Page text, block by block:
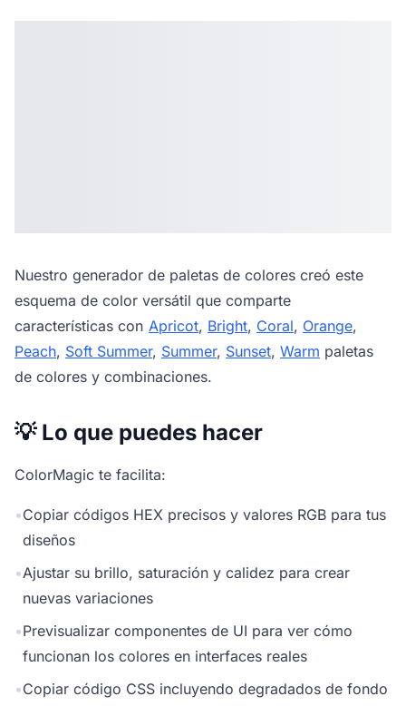
Nuestro generador de paletas de colores creó este
esquema de color versátil que comparte
características con Apricot, Bright, Coral, Orange,
Peach, Soft Summer, Summer, Sunset, Warm paletas
de colores y combinaciones.
💡 Lo que puedes hacer
ColorMagic te facilita:
•Copiar códigos HEX precisos y valores RGB para tus
diseños
•Ajustar su brillo, saturación y calidez para crear
nuevas variaciones
•Previsualizar componentes de UI para ver cómo
funcionan los colores en interfaces reales
•Copiar código CSS incluyendo degradados de fondo